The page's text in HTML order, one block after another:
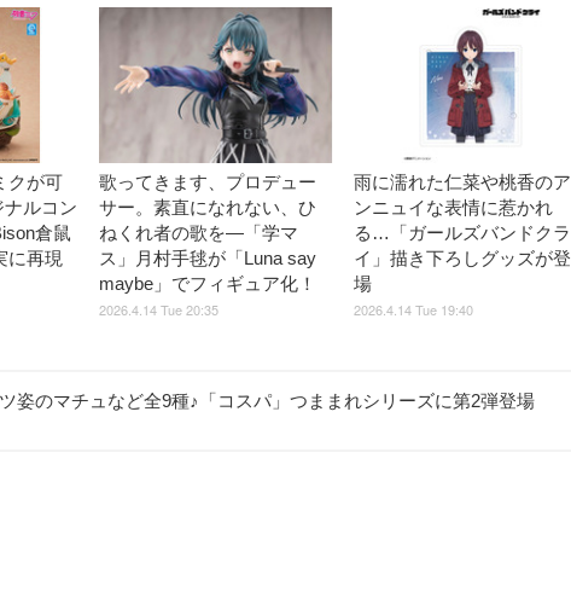
クが可
ルコン
倉鼠
に再現
歌ってきます、プロデュー
サー。素直になれない、ひ
ねくれ者の歌を―「学マ
ス」月村手毬が「Luna say
maybe」でフィギュア化！
2026.4.14 Tue 20:35
雨に濡れた仁菜や桃香のア
ンニュイな表情に惹かれ
る…「ガールズバンドクラ
イ」描き下ろしグッズが登
場
2026.4.14 Tue 19:40
姿のマチュなど全9種♪「コスパ」つままれシリーズに第2弾登場